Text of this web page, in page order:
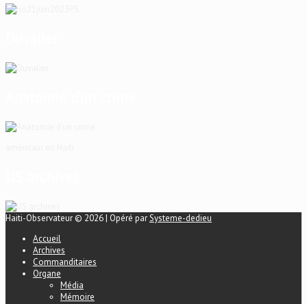
Haiti-Observateur © 2026 | Opéré parSysteme-dedieu
Accueil
Archives
Commanditaires
Organe
Média
Mémoire